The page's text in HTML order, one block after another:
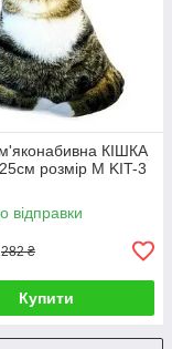
КІШКА
розмір M KIT-3
відправки
282 ₴
Купити